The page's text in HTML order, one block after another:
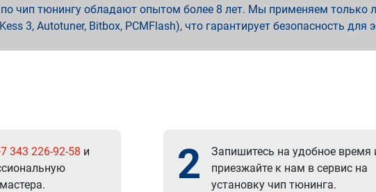
чип тюнингу обладают опытом более 8 лет. Мы применяем только
3, Autotuner, Bitbox, PCMFlash), что гарантирует безопасность для
343 226-92-58 и
2
Запишитесь на удобное время
приезжайте к нам в сервис на
установку чип тюнинга.